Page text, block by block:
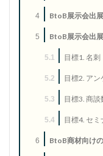
4 BtoB展示会出
5 BtoB展示会出
5.1 目標1. 名
5.2 目標2. ア
5.3 目標3. 商談
5.4 目標4. セ
6 BtoB商材向け